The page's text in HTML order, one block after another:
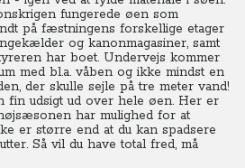
fungerede øen som
på fæstningens forskellige etager
og kanonmagasiner, samt
har boet. Undervejs kommer
med bl.a. våben og ikke mindst en
der skulle sejle på tre meter vand!
fin udsigt ud over hele øen. Her er
har mulighed for at
er større end at du kan spadsere
Så vil du have total fred, må